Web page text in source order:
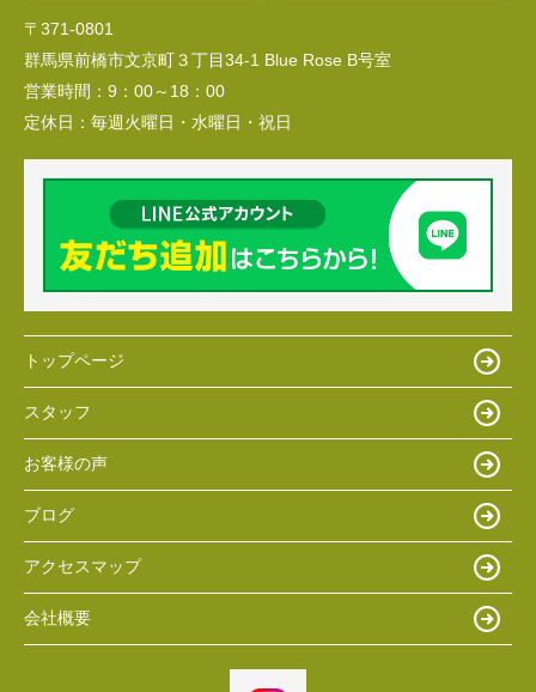
〒371-0801
群馬県前橋市文京町３丁目34‐1 Blue Rose B号室
営業時間： 9：00～18：00
定休日： 毎週火曜日・水曜日・祝日
トップページ
スタッフ
お客様の声
ブログ
アクセスマップ
会社概要